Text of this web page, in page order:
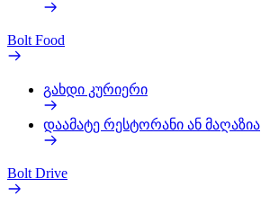
Bolt Food
გახდი კურიერი
დაამატე რესტორანი ან მაღაზია
Bolt Drive